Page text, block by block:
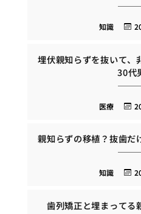
知識
埋伏親知らずを抜いて、
30代
医療
親知らずの移植？抜歯だ
知識
歯列矯正と埋まってる